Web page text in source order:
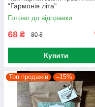
"Гармонія літа"
Готово до відправки
68 ₴ 80 ₴
Купити
Топ продажів –15%